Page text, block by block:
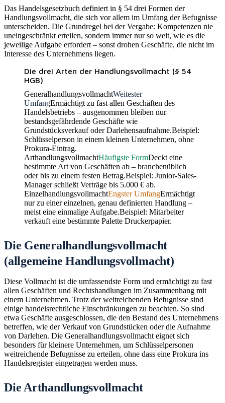
Das Handelsgesetzbuch definiert in § 54 drei Formen der
Handlungsvollmacht, die sich vor allem im Umfang der Befugnisse
unterscheiden. Die Grundregel bei der Vergabe: Kompetenzen nie
uneingeschränkt erteilen, sondern immer nur so weit, wie es die
jeweilige Aufgabe erfordert – sonst drohen Geschäfte, die nicht im
Interesse des Unternehmens liegen.
Die drei Arten der Handlungsvollmacht (§ 54
HGB)
GeneralhandlungsvollmachtWeitester
UmfangErmächtigt zu fast allen Geschäften des
Handelsbetriebs – ausgenommen bleiben nur
bestandsgefährdende Geschäfte wie
Grundstücksverkauf oder Darlehensaufnahme.Beispiel:
Schlüsselperson in einem kleinen Unternehmen, ohne
Prokura-Eintrag.
ArthandlungsvollmachtHäufigste FormDeckt eine
bestimmte Art von Geschäften ab – branchenüblich
oder bis zu einem festen Betrag.Beispiel: Junior-Sales-
Manager schließt Verträge bis 5.000 € ab.
EinzelhandlungsvollmachtEngster UmfangErmächtigt
nur zu einer einzelnen, genau definierten Handlung –
meist eine einmalige Aufgabe.Beispiel: Mitarbeiter
verkauft eine bestimmte Palette Druckerpapier.
Die Generalhandlungsvollmacht
(allgemeine Handlungsvollmacht)
Diese Vollmacht ist die umfassendste Form und ermächtigt zu fast
allen Geschäften und Rechtshandlungen im Zusammenhang mit
einem Unternehmen. Trotz der weitreichenden Befugnisse sind
einige handelsrechtliche Einschränkungen zu beachten. So sind
etwa Geschäfte ausgeschlossen, die den Bestand des Unternehmens
betreffen, wie der Verkauf von Grundstücken oder die Aufnahme
von Darlehen. Die Generalhandlungsvollmacht eignet sich
besonders für kleinere Unternehmen, um Schlüsselpersonen
weitreichende Befugnisse zu erteilen, ohne dass eine Prokura ins
Handelsregister eingetragen werden muss.
Die Arthandlungsvollmacht